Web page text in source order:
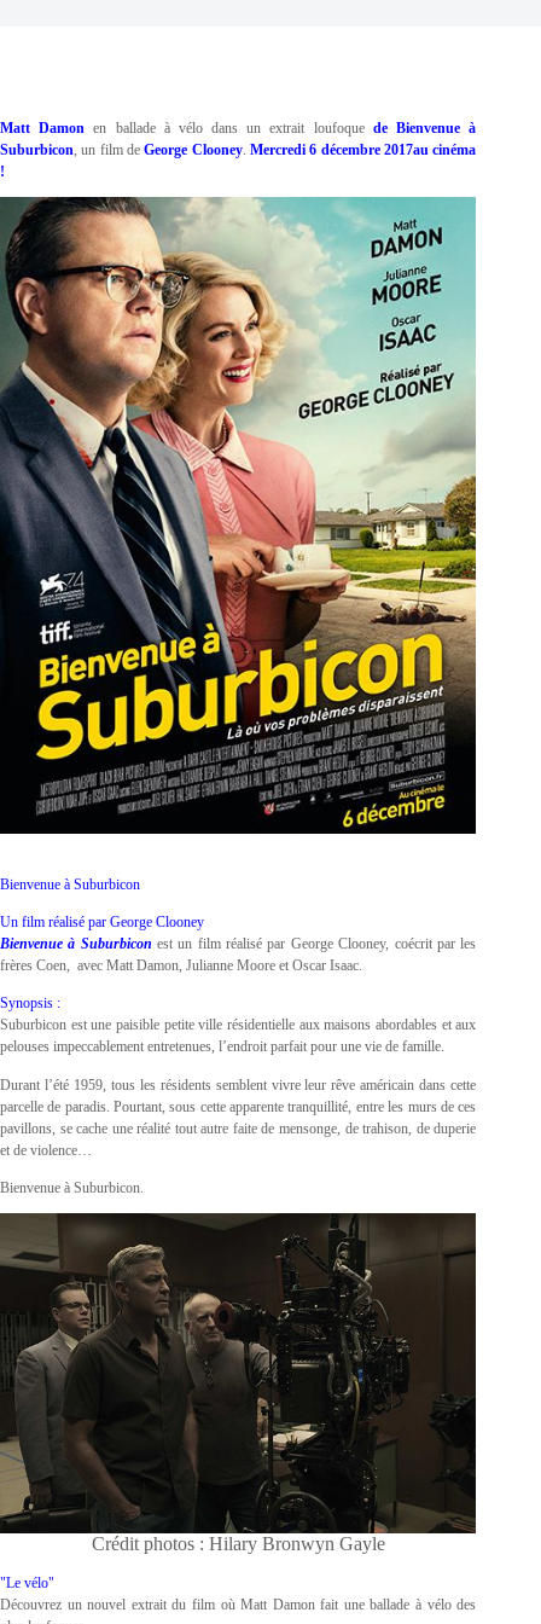
Matt Damon en ballade à vélo dans un extrait loufoque de Bienvenue à
Suburbicon, un film deGeorge Clooney. Mercredi 6 décembre 2017au cinéma
!
Bienvenue à Suburbicon
Un film réalisé par George Clooney
Bienvenue à Suburbicon est un film réalisé par George Clooney, coécrit par les
frères Coen, avec Matt Damon, Julianne Moore et Oscar Isaac.
Synopsis :
Suburbicon est une paisible petite ville résidentielle aux maisons abordables et aux
pelouses impeccablement entretenues, l’endroit parfait pour une vie de famille.
Durant l’été 1959, tous les résidents semblent vivre leur rêve américain dans cette
parcelle de paradis. Pourtant, sous cette apparente tranquillité, entre les murs de ces
pavillons, se cache une réalité tout autre faite de mensonge, de trahison, de duperie
et de violence…
Bienvenue à Suburbicon.
Crédit photos : Hilary Bronwyn Gayle
"Le vélo"
Découvrez un nouvel extrait du film où Matt Damon fait une ballade à vélo des